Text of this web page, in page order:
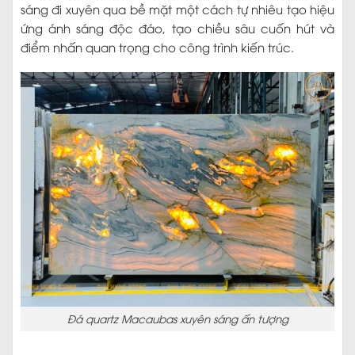
sáng đi xuyên qua bề mặt một cách tự nhiêu tạo hiệu
ứng ánh sáng độc đáo, tạo chiều sâu cuốn hút và
điểm nhấn quan trọng cho công trình kiến trúc.
Đá quartz Macaubas xuyên sáng ấn tượng